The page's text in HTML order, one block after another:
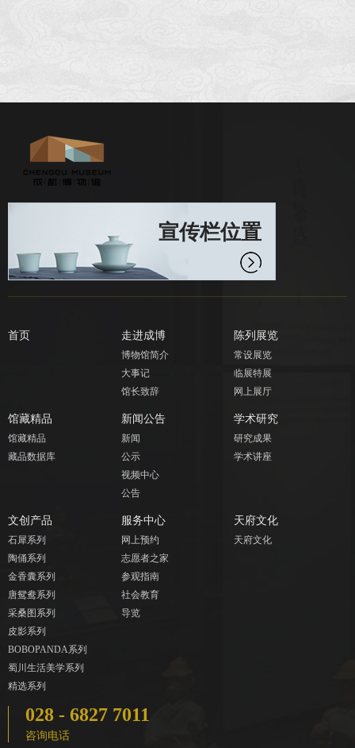
宣传栏位置
首页 走进成博
博物馆简介
大事记
馆长致辞
陈列展览
常设展览
临展特展
网上展厅
馆藏精品
馆藏精品
藏品数据库
新闻公告
新闻
公示
视频中心
公告
学术研究
研究成果
学术讲座
文创产品
石犀系列
陶俑系列
金香囊系列
唐鸳鸯系列
采桑图系列
皮影系列
BOBOPANDA系列
蜀川生活美学系列
精选系列
服务中心
网上预约
志愿者之家
参观指南
社会教育
导览
天府文化
天府文化
028 - 6827 7011
咨询电话